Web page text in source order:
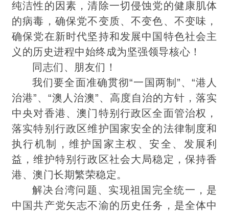
纯洁性的因素，清除一切侵蚀党的健康肌体
的病毒，确保党不变质、不变色、 不变味，
确保党在新时代坚持和发展中国特色社会主
义的历史进程中始终成为坚强领导核心！
同志们、朋友们！
我们要全面准确贯彻“一国两制”、“港人
治港”、“澳人治澳”、高度自治的方针，落实
中央对香港、澳门特别行政区全面管治权，
落实特别行政区维护国家安全的法律制度和
执行机制，维护国家主权、安全、发展利
益，维护特别行政区社会大局稳定，保持香
港、澳门长期繁荣稳定。
解决台湾问题、实现祖国完全统一，是
中国共产党矢志不渝的历史任务，是全体中